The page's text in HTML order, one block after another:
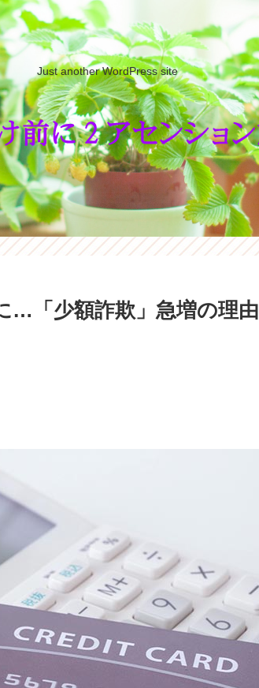
Just another WordPress site
…「少額詐欺」急増の理由